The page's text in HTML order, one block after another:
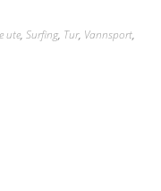
ute, Surfing, Tur, Vannsport,